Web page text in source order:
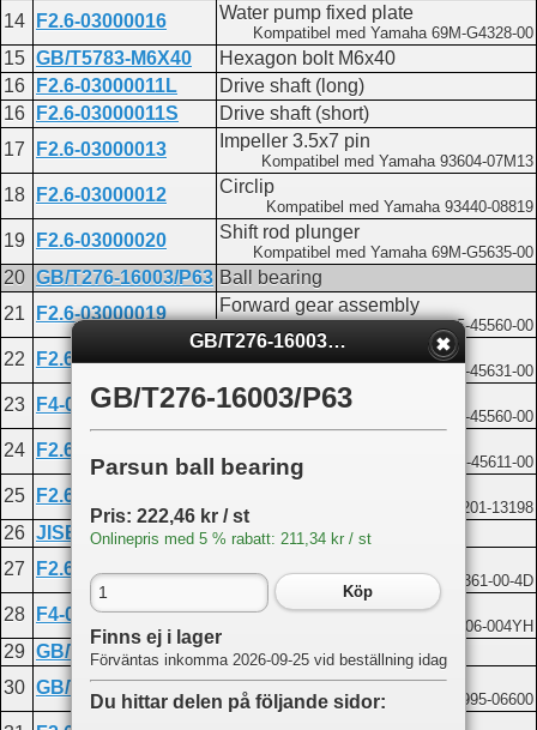
14 F2.6-03000016 Water pump fixed plate
Kompatibel med Yamaha 69M-G4328-00
15 GB/T5783-M6X40
Hexagon bolt M6x40
16
F2.6-03000011L
Drive shaft (long)
16
F2.6-03000011S
Drive shaft (short)
17
F2.6-03000013 Impeller 3.5x7 pin
Kompatibel med Yamaha 93604-07M13
18 F2.6-03000012 Circlip
Kompatibel med Yamaha 93440-08819
19 F2.6-03000020 Shift rod plunger
Kompatibel med Yamaha 69M-G5635-00
20 GB/T276-16003/P63 Ball bearing
21
F2.6-03000019 Forward gear assembly
Kompatibel med Yamaha 6L5-45560-00
22 F2.6-03000202 Clutch spacer
Kompatibel med Yamaha 6L5-45631-00
23 F4-03030003 Clutch ring
Kompatibel med Yamaha 67D-45560-00
24 F2.6-030000201
Kompatibel med Yamaha 6L5-45611-00
25 F2.6-03000021
Kompatibel med Yamaha 90201-13198
26 JISB-2401-P48
O-ring 47.1x3.5
27
F2.6-03000301
Kompatibel med Yamaha 69M-G5361-00-4D
28 F4-03050002 Oil seal 13x22x7
Kompatibel med Yamaha 93306-004YH
29 GB/T5783-M6X16
Bolt M6x16
30 GB/T97.1-6 Washer 6
Kompatibel med Yamaha 92995-06600
GB/T276-16003/P63
GB/T276-16003/P63
Parsun ball bearing
Pris: 222,46 kr / st
Onlinepris med 5 % rabatt: 211,34 kr / st
Köp
Finns ej i lager
Förväntas inkomma 2026-09-25 vid beställning idag
Du hittar delen på följande sidor: